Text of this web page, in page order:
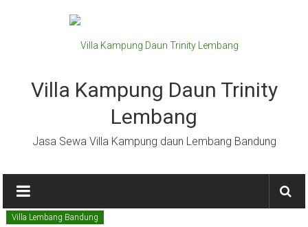
Villa Kampung Daun Trinity
Lembang
Jasa Sewa Villa Kampung daun Lembang Bandung
Villa Lembang Bandung